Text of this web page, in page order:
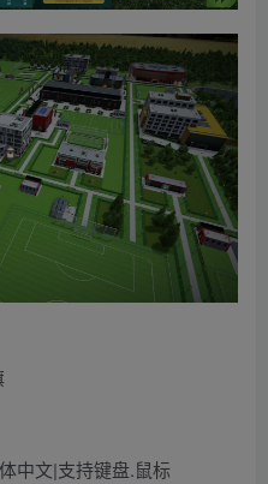
中文|支持键盘.鼠标